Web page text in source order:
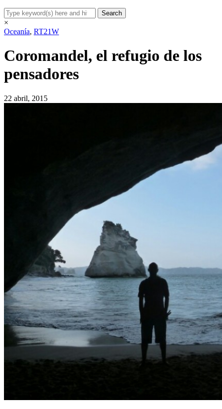
×
Oceanía, RT21W
Coromandel, el refugio de los
pensadores
22 abril, 2015